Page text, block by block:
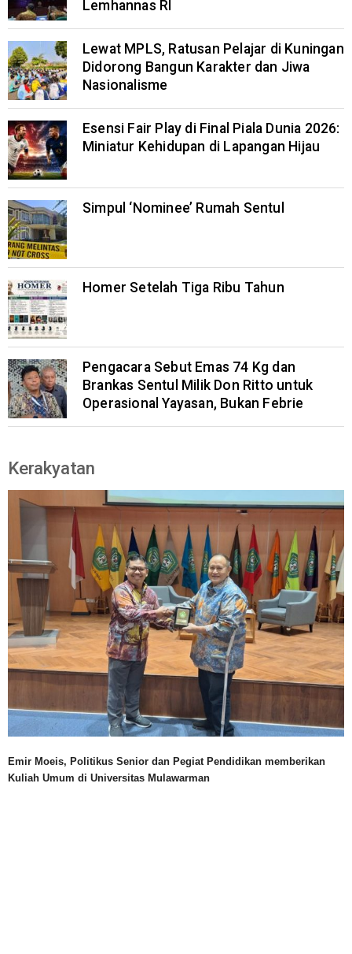
Lemhannas RI
Lewat MPLS, Ratusan Pelajar di Kuningan
Didorong Bangun Karakter dan Jiwa
Nasionalisme
Esensi Fair Play di Final Piala Dunia 2026:
Miniatur Kehidupan di Lapangan Hijau
Simpul ‘Nominee’ Rumah Sentul
Homer Setelah Tiga Ribu Tahun
Pengacara Sebut Emas 74 Kg dan
Brankas Sentul Milik Don Ritto untuk
Operasional Yayasan, Bukan Febrie
Kerakyatan
Emir Moeis, Politikus Senior dan Pegiat Pendidikan memberikan
Kuliah Umum di Universitas Mulawarman